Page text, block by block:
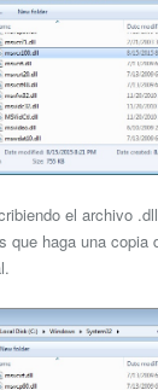
el archivo
que haga una copia